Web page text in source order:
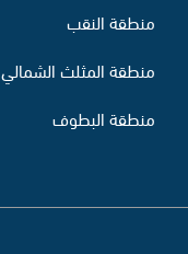
منطقة النقب
منطقة المثلث الشمالي
منطقة البطوف